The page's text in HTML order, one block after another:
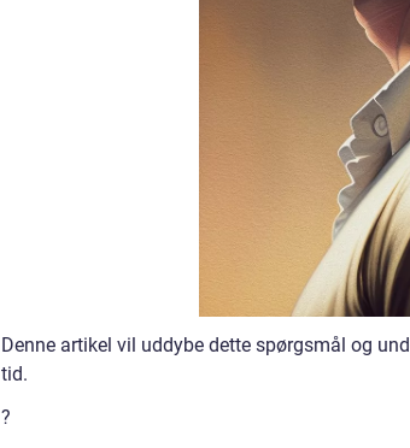
Denne artikel vil uddybe dette spørgsmål og
tid.
?